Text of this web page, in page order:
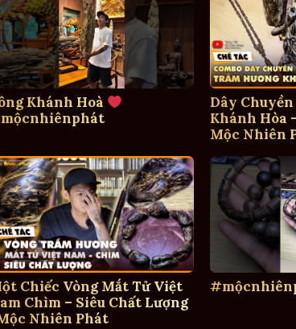
Khánh Hoà
Dây
Khánh Hòa
Mộc Nhiên
Chiếc Vòng Mắt Tử Việt
Chìm – Siêu Chất Lượng
Nhiên Phát